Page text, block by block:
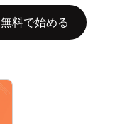
無料で始める